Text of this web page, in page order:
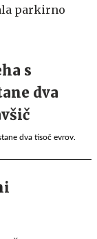
parkirno
dva tisoč evrov.